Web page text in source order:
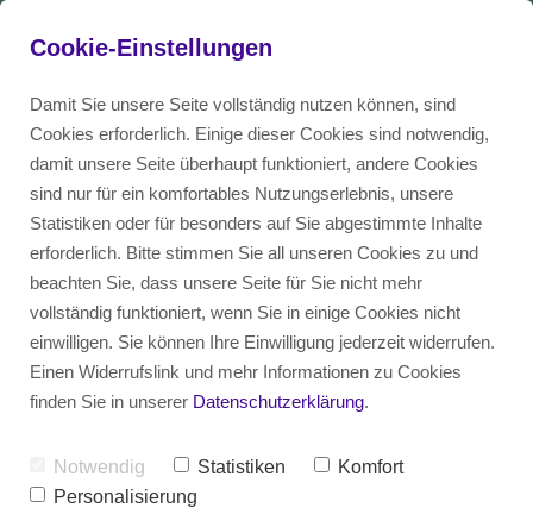
Das Recruiting Magazin
Blog
Diversity Glossar
EN
DE
Talent
Unternehmen
Cookie-Einstellungen
Damit Sie unsere Seite vollständig nutzen können, sind
Cookies erforderlich. Einige dieser Cookies sind notwendig,
damit unsere Seite überhaupt funktioniert, andere Cookies
sind nur für ein komfortables Nutzungserlebnis, unsere
Statistiken oder für besonders auf Sie abgestimmte Inhalte
erforderlich. Bitte stimmen Sie all unseren Cookies zu und
beachten Sie, dass unsere Seite für Sie nicht mehr
vollständig funktioniert, wenn Sie in einige Cookies nicht
einwilligen. Sie können Ihre Einwilligung jederzeit widerrufen.
Einen Widerrufslink und mehr Informationen zu Cookies
finden Sie in unserer Datenschutzerklärung.
Notwendig Statistiken
Komfort
Personalisierung